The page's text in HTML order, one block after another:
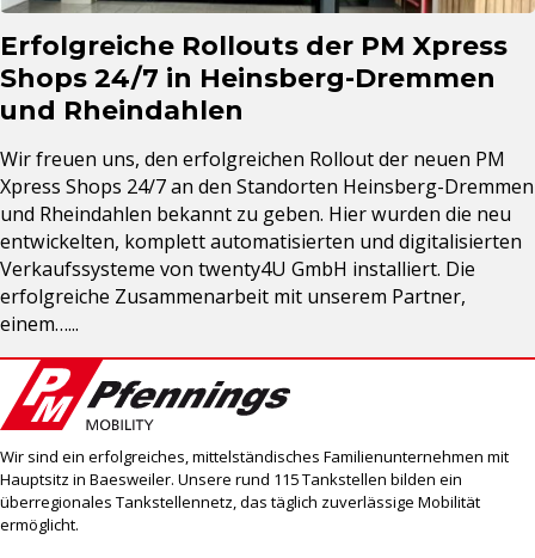
Erfolgreiche Rollouts der PM Xpress
Shops 24/7 in Heinsberg-Dremmen
und Rheindahlen
Wir freuen uns, den erfolgreichen Rollout der neuen PM
Xpress Shops 24/7 an den Standorten Heinsberg-Dremmen
und Rheindahlen bekannt zu geben. Hier wurden die neu
entwickelten, komplett automatisierten und digitalisierten
Verkaufssysteme von twenty4U GmbH installiert. Die
erfolgreiche Zusammenarbeit mit unserem Partner,
einem…...
Wir sind ein erfolgreiches, mittelständisches Familienunternehmen mit
Hauptsitz in Baesweiler. Unsere rund 115 Tankstellen bilden ein
überregionales Tankstellennetz, das täglich zuverlässige Mobilität
ermöglicht.